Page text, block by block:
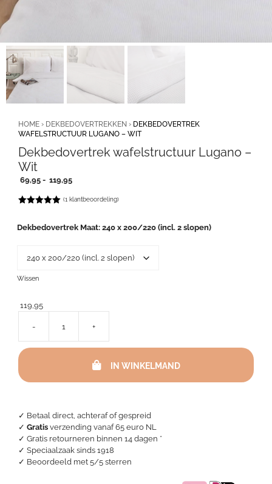
✓ Betaal direct, achteraf of gespreid
✓ Gratis verzending vanaf 65 euro NL
✓ Gratis retourneren binnen 14 dagen *
✓ Speciaalzaak sinds 1918
✓ Beoordeeld met 5/5 sterren
HOME › DEKBEDOVERTREKKEN › DEKBEDOVERTREK
WAFELSTRUCTUUR LUGANO – WIT
Dekbedovertrek wafelstructuur Lugano –
Wit
(1 klantbeoordeling)
69,95 - 119,95Prijsklasse:
tot
Dekbedovertrek Maat 240 x 200/220 (incl. 2 slopen)
Wissen
119,95
-
wafelstructuur
+
IN WINKELMAND